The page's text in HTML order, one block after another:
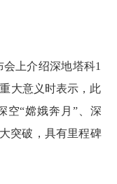
上‍‍‍‍‍‍‍‍‍‍‍‍‍‍介绍深地塔科1
大意义时表示，此
空“嫦娥奔月”、深
突破，具有里程碑